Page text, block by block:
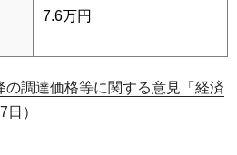
7.6万円
の調達価格等に関する意見「経済
）